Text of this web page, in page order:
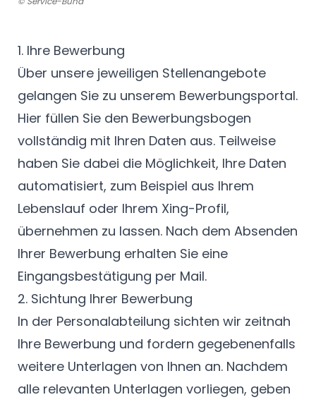
1. Ihre Bewerbung
Über unsere jeweiligen Stellenangebote
gelangen Sie zu unserem Bewerbungsportal.
Hier füllen Sie den Bewerbungsbogen
vollständig mit Ihren Daten aus. Teilweise
haben Sie dabei die Möglichkeit, Ihre Daten
automatisiert, zum Beispiel aus Ihrem
Lebenslauf oder Ihrem Xing-Profil,
übernehmen zu lassen. Nach dem Absenden
Ihrer Bewerbung erhalten Sie eine
Eingangsbestätigung per Mail.
2. Sichtung Ihrer Bewerbung
In der Personalabteilung sichten wir zeitnah
Ihre Bewerbung und fordern gegebenenfalls
weitere Unterlagen von Ihnen an. Nachdem
alle relevanten Unterlagen vorliegen, geben